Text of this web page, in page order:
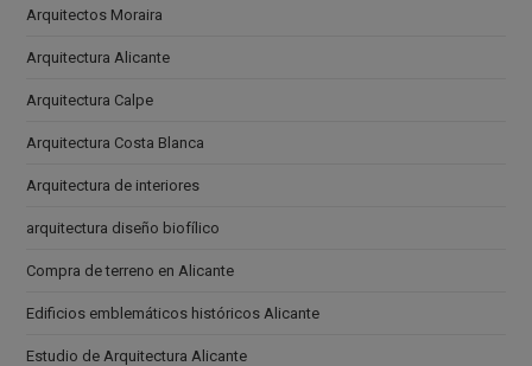
Arquitectos Moraira
Arquitectura Alicante
Arquitectura Calpe
Arquitectura Costa Blanca
Arquitectura de interiores
arquitectura diseño biofílico
Compra de terreno en Alicante
Edificios emblemáticos históricos Alicante
Estudio de Arquitectura Alicante